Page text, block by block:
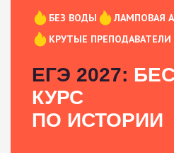
БЕЗ ВОДЫ
ЛАМПОВАЯ
КРУТЫЕ ПРЕПОДАВАТЕЛИ
ЕГЭ 2027:
КУРС
ПО ИСТОРИИ